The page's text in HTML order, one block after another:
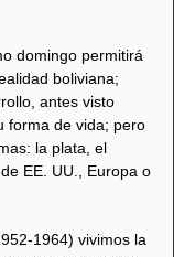
domingo permitirá
boliviana;
antes visto
forma de vida; pero
la plata, el
EE. UU., Europa o
1964) vivimos la